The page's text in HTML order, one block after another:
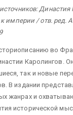
Династия
к империи / отв. ред.
во
Каролингов.
так и новые
В издании
жанрах и
исторической